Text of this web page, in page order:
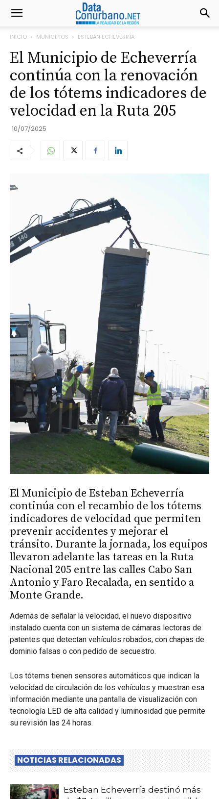
INICIO MUNICIPIOS ESTEBAN ECHEVERRÍA
El Municipio de Echeverría
continúa con la renovación
de los tótems indicadores de
velocidad en la Ruta 205
10/07/2025
El Municipio de Esteban Echeverría
continúa con el recambio de los tótems
indicadores de velocidad que permiten
prevenir accidentes y mejorar el
tránsito. Durante la jornada, los equipos
llevaron adelante las tareas en la Ruta
Nacional 205 entre las calles Cabo San
Antonio y Faro Recalada, en sentido a
Monte Grande.
Además de señalar la velocidad, el nuevo dispositivo
instalado cuenta con un sistema de cámaras lectoras de
patentes que detectan vehículos robados, con chapas de
dominio falsas o con pedido de secuestro.
Los tótems tienen sensores automáticos que indican la
velocidad de circulación de los vehículos y muestran esa
información mediante una pantalla de visualización con
tecnología LED de alta calidad y luminosidad que permite
su revisión las 24 horas.
NOTICIAS RELACIONADAS
Esteban Echeverría destinó más